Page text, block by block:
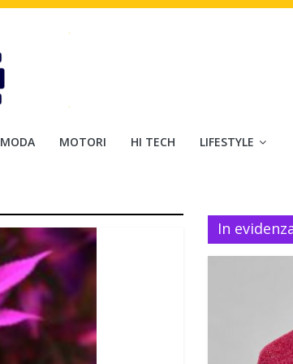
MODA MOTORI HI TECH LIFESTYLE
In